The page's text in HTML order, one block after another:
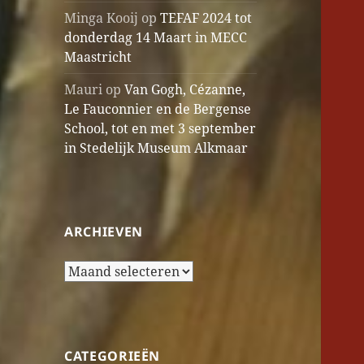
Minga Kooij opTEFAF 2024 tot
donderdag 14 Maart in MECC
Maastricht
Mauri opVan Gogh, Cézanne,
Le Fauconnier en de Bergense
School, tot en met 3 september
in Stedelijk Museum Alkmaar
ARCHIEVEN
Archieven
CATEGORIEËN